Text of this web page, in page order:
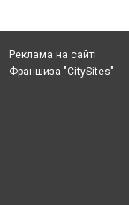
Реклама на сайті
Франшиза "CitySites"